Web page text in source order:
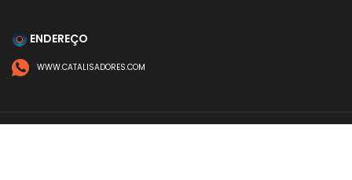
ENDEREÇO
WWW.CATALISADORES.COM